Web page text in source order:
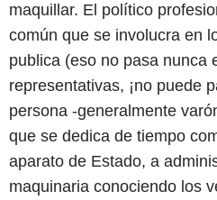
maquillar. El político
común que se involucra en
publica (eso no pasa nunca
representativas, ¡no puede
persona -generalmente
que se dedica de tiempo
aparato de Estado, a
maquinaria conociendo los